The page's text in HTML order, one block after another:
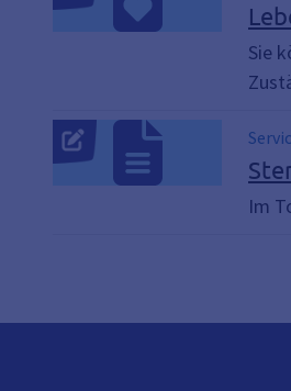
Sie
Im